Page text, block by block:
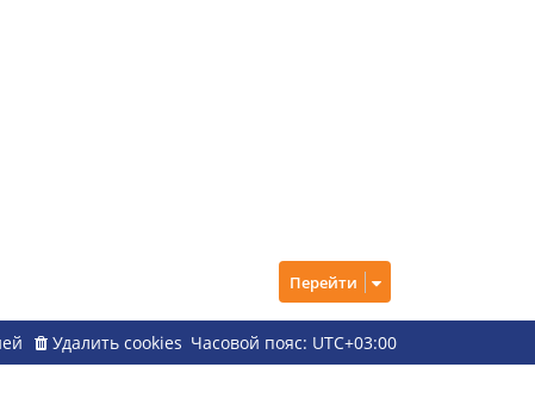
Перейти
Часовой пояс: UTC+03:00
Удалить cookies